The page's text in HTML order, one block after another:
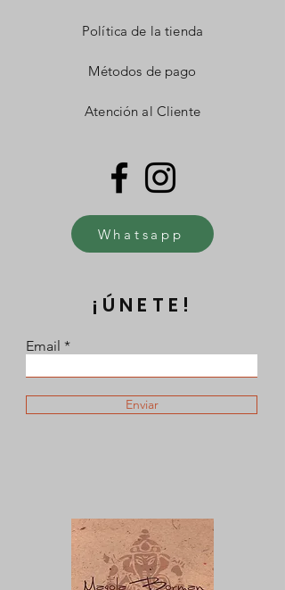
Política de la tienda
Métodos de pago
Atención al Cliente
Whatsapp
¡ÚNETE!
Email
Enviar